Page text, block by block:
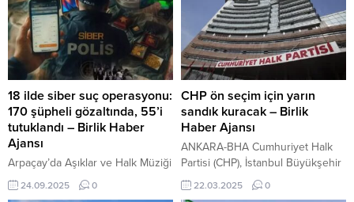
18 ilde siber suç operasyonu:
170 şüpheli gözaltında, 55’i
tutuklandı – Birlik Haber
Ajansı
Arpaçay’da Aşıklar ve Halk Müziği
Şöleni coşkuyla kutlandı İçeriği
Görüntüle “Çevrim içi çocuk
24.09.2025 0
CHP ön seçim için yarın
sandık kuracak – Birlik
Haber Ajansı
ANKARA-BHA Cumhuriyet Halk
Partisi (CHP), İstanbul Büyükşehir
Belediye (İBB) Başkanı Ekrem
İmamoğlu’nun tek aday olduğu
22.03.2025 0